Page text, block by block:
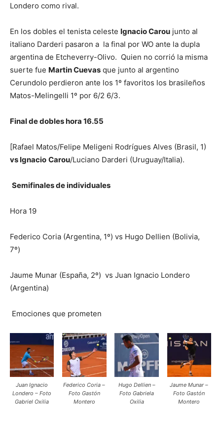
Londero como rival.
En los dobles el tenista celeste Ignacio Carou junto al
italiano Darderi pasaron a la final por WO ante la dupla
argentina de Etcheverry-Olivo. Quien no corrió la misma
suerte fue Martin Cuevas que junto al argentino
Cerundolo perdieron ante los 1º favoritos los brasileños
Matos-Melingelli 1º por 6/2 6/3.
Final de dobles hora 16.55
[Rafael Matos/Felipe Meligeni Rodrígues Alves (Brasil, 1)
vs Ignacio Carou/Luciano Darderi (Uruguay/Italia).
Semifinales de individuales
Hora 19
Federico Coria (Argentina, 1º) vs Hugo Dellien (Bolivia,
7º)
Jaume Munar (España, 2º) vs Juan Ignacio Londero
(Argentina)
Emociones que prometen
Juan Ignacio
Londero – Foto
Gabriel Oxilia
Federico Coria –
Foto Gastón
Montero
Hugo Dellien –
Foto Gabriela
Oxilia
Jaume Munar –
Foto Gastón
Montero